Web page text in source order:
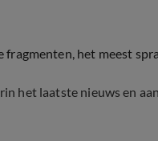
het meest
het laatste nieuws en